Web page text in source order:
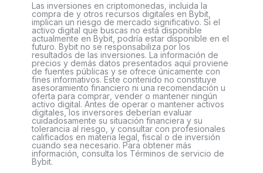
Las inversiones en criptomonedas, incluida la
compra de y otros recursos digitales en Bybit,
implican un riesgo de mercado significativo. Si el
activo digital que buscas no está disponible
actualmente en Bybit, podría estar disponible en el
futuro. Bybit no se responsabiliza por los
resultados de las inversiones. La información de
precios y demás datos presentados aquí proviene
de fuentes públicas y se ofrece únicamente con
fines informativos. Este contenido no constituye
asesoramiento financiero ni una recomendación u
oferta para comprar, vender o mantener ningún
activo digital. Antes de operar o mantener activos
digitales, los inversores deberían evaluar
cuidadosamente su situación financiera y su
tolerancia al riesgo, y consultar con profesionales
calificados en materia legal, fiscal o de inversión
cuando sea necesario. Para obtener más
información, consulta los Términos de servicio de
Bybit.